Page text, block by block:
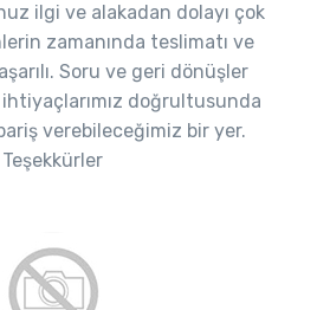
ilgi ve alakadan dolayı çok
zamanında teslimatı ve
Soru ve geri dönüşler
ihtiyaçlarımız doğrultusunda
verebileceğimiz bir yer.
Teşekkürler